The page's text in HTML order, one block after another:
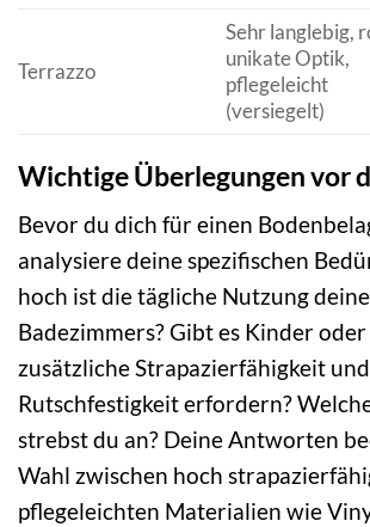
Terrazzo
Sehr langlebig,
unikate Optik,
pflegeleicht
(versiegelt)
Wichtige Überlegungen vor
Bevor du dich für einen
analysiere deine spezifischen
hoch ist die tägliche Nutzung
Badezimmers? Gibt es Kinder
zusätzliche Strapazierfähigkeit und
Rutschfestigkeit erfordern?
strebst du an? Deine Antworten
Wahl zwischen hoch
pflegeleichten Materialien wie